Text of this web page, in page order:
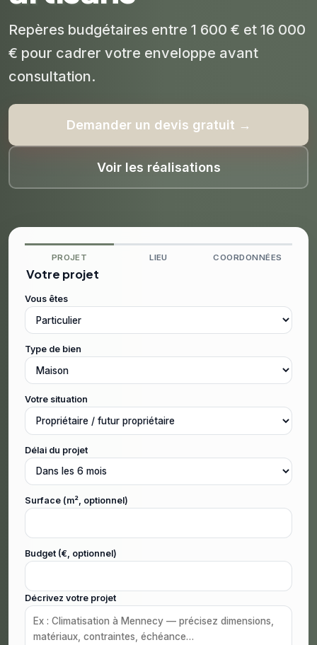
Repères budgétaires entre 1 600 € et 16 000
€ pour cadrer votre enveloppe avant
consultation.
Demander un devis gratuit →
Voir les réalisations
PROJET LIEU COORDONNÉES
Votre projet
Vous êtes
Type de bien
Votre situation
Délai du projet
Surface (m², optionnel)
Budget (€, optionnel)
Décrivez votre projet